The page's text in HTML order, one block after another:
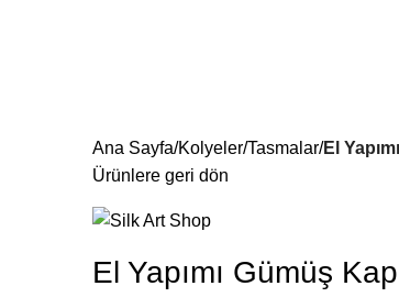
Ana Sayfa Kolyeler Tasmalar El
Ürünlere geri dön
El Yapımı Gümüş